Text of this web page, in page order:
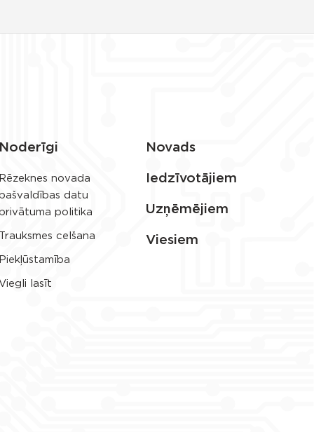
novada
datu
politika
celšana
lasīt
Novads
Iedzīvotājiem
Uzņēmējiem
Viesiem